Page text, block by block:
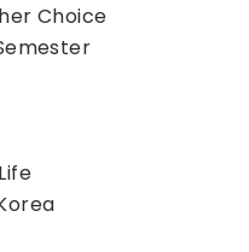
Choice